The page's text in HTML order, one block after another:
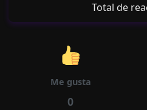
Total de
Me gusta
0